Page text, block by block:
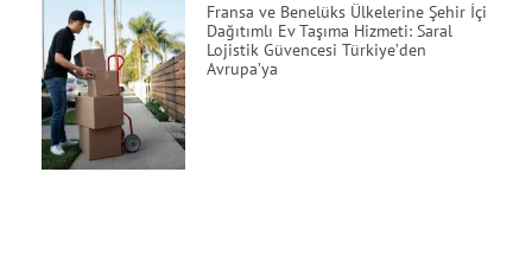
Fransa ve Benelüks Ülkelerine Şehir İçi
Dağıtımlı Ev Taşıma Hizmeti: Saral
Lojistik Güvencesi Türkiye’den
Avrupa’ya